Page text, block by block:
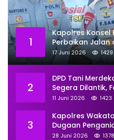
1
Kapolres Konsel
Perbaikan Jalan
Titik Rusak Siap
17 Juni 2026 1429
2
DPD Tani
Segera Dilantik,
Pemberdayaan
11 Juni 2026 1423
3
Kapolres
Dugaan
Dua Anggota
28 Juni 2026 1378